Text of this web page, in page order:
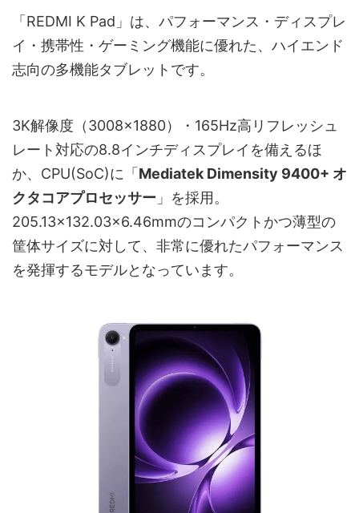
「REDMI K Pad」は、パフォーマンス・ディスプレ
イ・携帯性・ゲーミング機能に優れた、ハイエンド
志向の多機能タブレットです。
3K解像度（3008×1880）・165Hz高リフレッシュ
レート対応の8.8インチディスプレイを備えるほ
か、CPU(SoC)に「 Mediatek Dimensity 9400+ オ
クタコアプロセッサー 」を採用。
205.13×132.03×6.46mmのコンパクトかつ薄型の
筐体サイズに対して、非常に優れたパフォーマンス
を発揮するモデルとなっています。